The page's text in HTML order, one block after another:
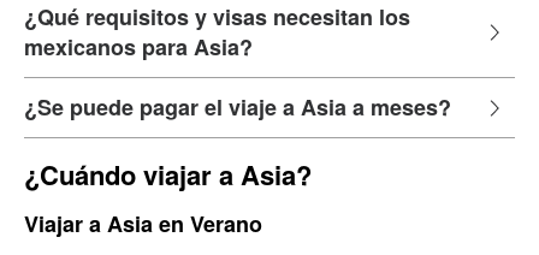
¿Qué requisitos y visas necesitan los
mexicanos para Asia?
¿Se puede pagar el viaje a Asia a meses?
¿Cuándo viajar a Asia?
Viajar a Asia en Verano